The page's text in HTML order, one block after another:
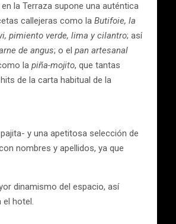
la Terraza supone una auténtica
callejeras como la Butifoie, la
pimiento verde, lima y cilantro; así
de angus; o el pan artesanal
la piña-mojito, que tantas
de la carta habitual de la
y una apetitosa selección de
nombres y apellidos, ya que
dinamismo del espacio, así
el hotel.